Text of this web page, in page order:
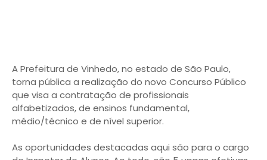
A Prefeitura de Vinhedo, no estado de São Paulo,
torna pública a realização do novo Concurso Público
que visa a contratação de profissionais
alfabetizados, de ensinos fundamental,
médio/técnico e de nível superior.
As oportunidades destacadas aqui são para o cargo